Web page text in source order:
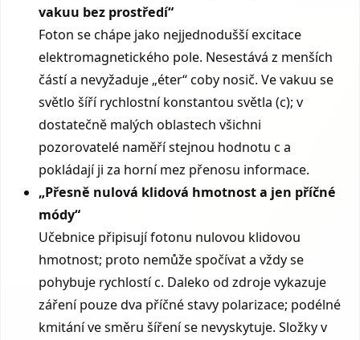
vakuu bez prostředí“
Foton se chápe jako nejjednodušší excitace
elektromagnetického pole. Nesestává z menších
částí a nevyžaduje „éter“ coby nosič. Ve vakuu se
světlo šíří rychlostní konstantou světla (c); v
dostatečně malých oblastech všichni
pozorovatelé naměří stejnou hodnotu c a
pokládají ji za horní mez přenosu informace.
„Přesně nulová klidová hmotnost a jen příčné
módy“
Učebnice připisují fotonu nulovou klidovou
hmotnost; proto nemůže spočívat a vždy se
pohybuje rychlostí c. Daleko od zdroje vykazuje
záření pouze dva příčné stavy polarizace; podélné
kmitání ve směru šíření se nevyskytuje. Složky v